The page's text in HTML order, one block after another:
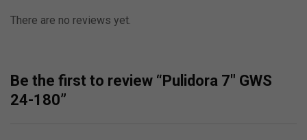
There are no reviews yet.
Be the first to review “Pulidora 7″ GWS
24-180”